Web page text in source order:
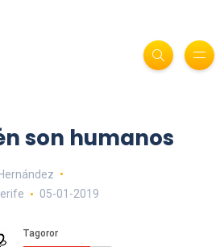
son humanos
05-01-2019